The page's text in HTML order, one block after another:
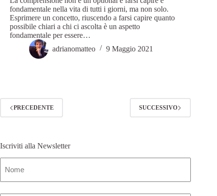
fondamentale nella vita di tutti i giorni, ma non solo.
Esprimere un concetto, riuscendo a farsi capire quanto
possibile chiari a chi ci ascolta è un aspetto
fondamentale per essere…
adrianomatteo
9 Maggio 2021
PRECEDENTE SUCCESSIVO
Iscriviti alla Newsletter